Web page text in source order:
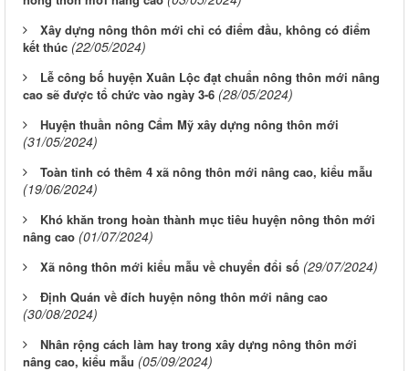
Xây dựng nông thôn mới chỉ có điểm đầu, không có điểm
kết thúc (22/05/2024)
Lễ công bố huyện Xuân Lộc đạt chuẩn nông thôn mới nâng
cao sẽ được tổ chức vào ngày 3-6 (28/05/2024)
Huyện thuần nông Cẩm Mỹ xây dựng nông thôn mới
(31/05/2024)
Toàn tỉnh có thêm 4 xã nông thôn mới nâng cao, kiểu mẫu
(19/06/2024)
Khó khăn trong hoàn thành mục tiêu huyện nông thôn mới
nâng cao (01/07/2024)
Xã nông thôn mới kiểu mẫu về chuyển đổi số (29/07/2024)
Định Quán về đích huyện nông thôn mới nâng cao
(30/08/2024)
Nhân rộng cách làm hay trong xây dựng nông thôn mới
nâng cao, kiểu mẫu (05/09/2024)